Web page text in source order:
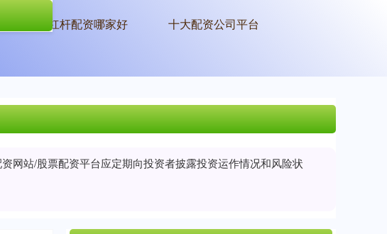
杠杆配资哪家好 十大配资公司平台
网站/股票配资平台应定期向投资者披露投资运作情况和风险状